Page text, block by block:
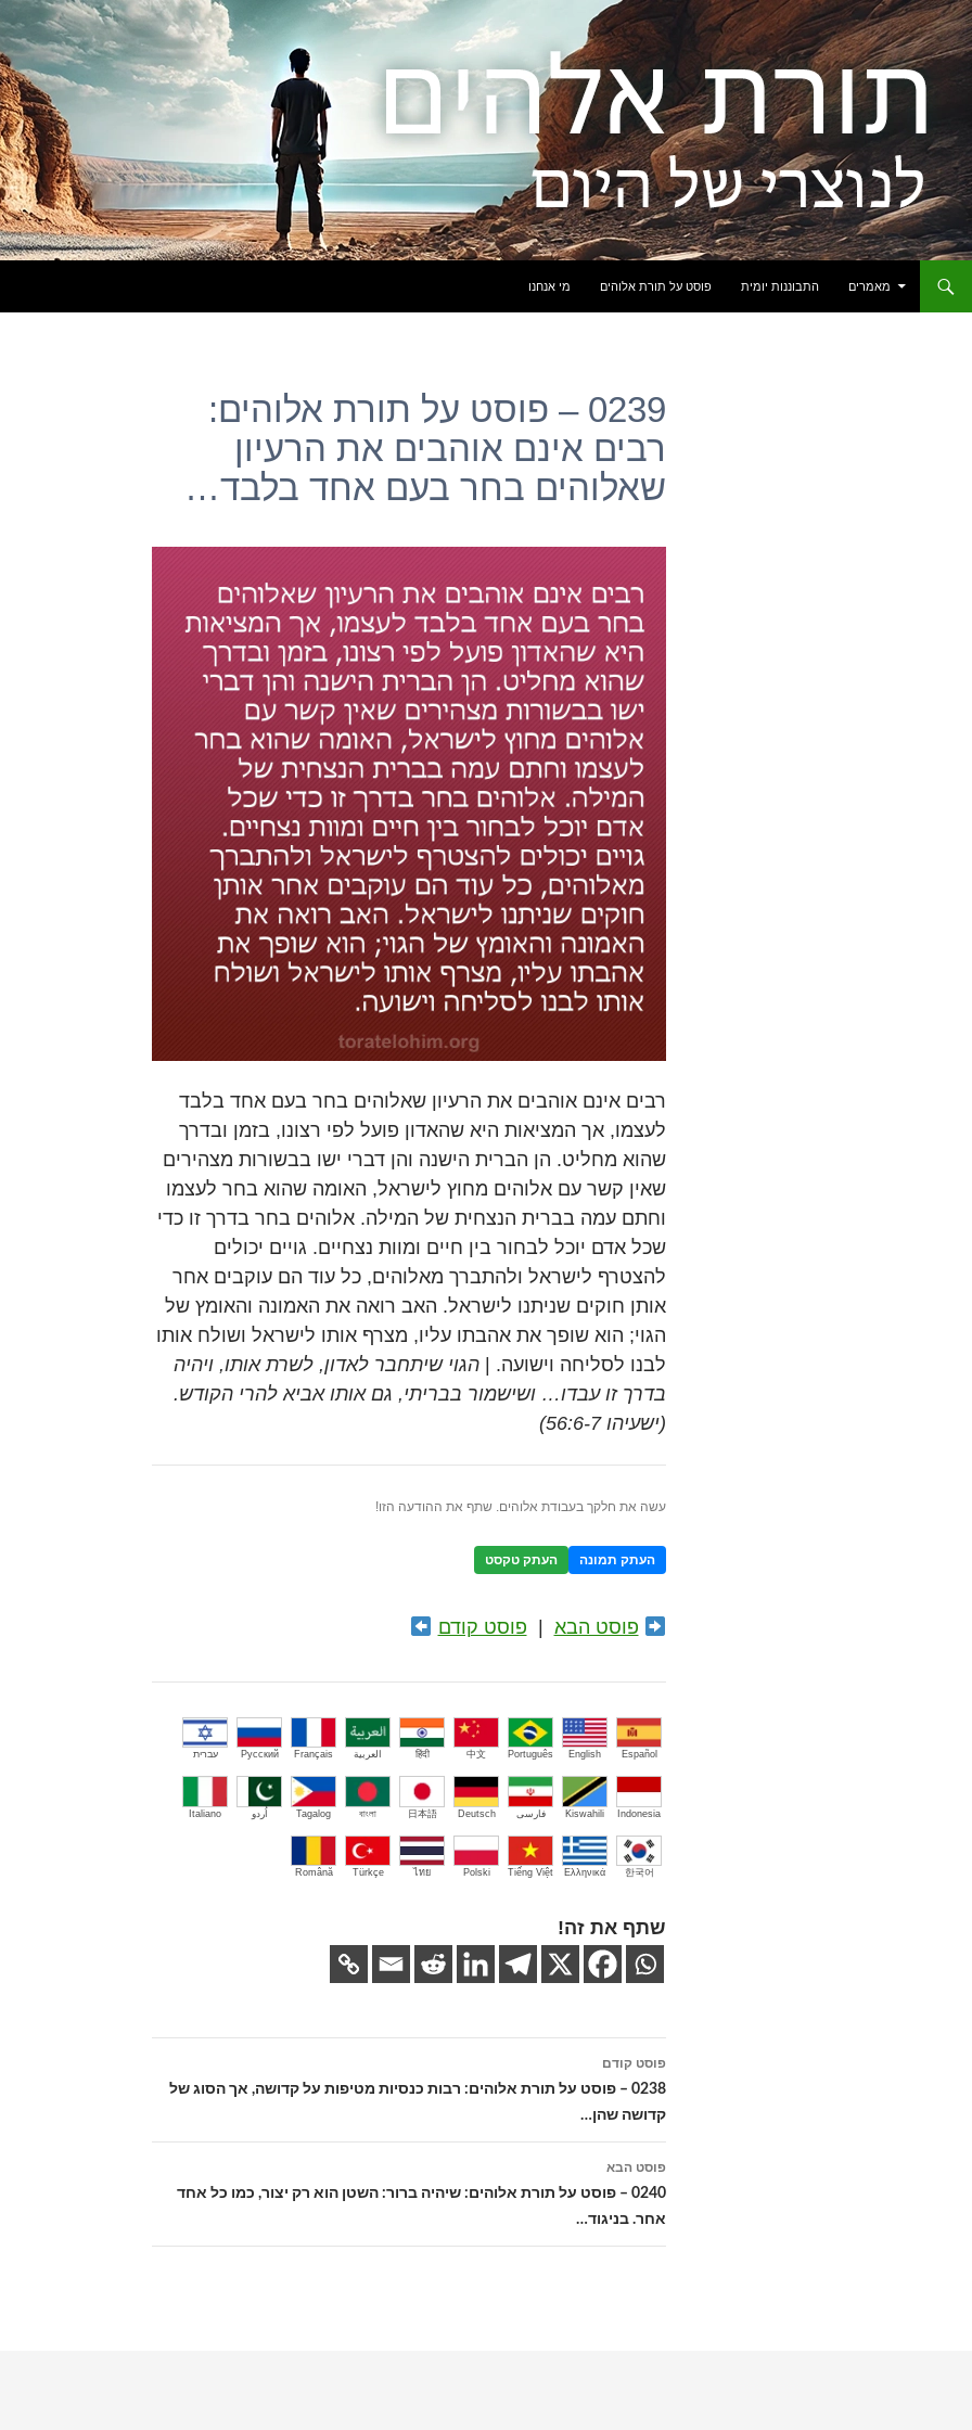
מאמרים
התבוננות יומית פוסט על תורת אלוהים מי אנחנו
0239 – פוסט על תורת אלוהים:
רבים אינם אוהבים את הרעיון
שאלוהים בחר בעם אחד בלבד…
רבים אינם אוהבים את הרעיון שאלוהים בחר בעם אחד בלבד
לעצמו, אך המציאות היא שהאדון פועל לפי רצונו, בזמן ובדרך
שהוא מחליט. הן הברית הישנה והן דברי ישו בבשורות מצהירים
שאין קשר עם אלוהים מחוץ לישראל, האומה שהוא בחר לעצמו
וחתם עמה בברית הנצחית של המילה. אלוהים בחר בדרך זו כדי
שכל אדם יוכל לבחור בין חיים ומוות נצחיים. גויים יכולים
להצטרף לישראל ולהתברך מאלוהים, כל עוד הם עוקבים אחר
אותן חוקים שניתנו לישראל. האב רואה את האמונה והאומץ של
הגוי; הוא שופך את אהבתו עליו, מצרף אותו לישראל ושולח אותו
לבנו לסליחה וישועה. | הגוי שיתחבר לאדון, לשרת אותו, ויהיה
בדרך זו עבדו… ושישמור בבריתי, גם אותו אביא להרי הקודש.
(ישעיהו 56:6-7)
עשה את חלקך בעבודת אלוהים. שתף את ההודעה הזו!
העתק תמונה העתק טקסט
פוסט הבא פוסט קודם
Español
English
Português
中文
हिंदी العربية Français
Русский עברית
Indonesia
Kiswahili فارسی Deutsch
日本語
বাংলা
Tagalog اُردو Italiano
한국어
Ελληνικά
Tiếng Việt
Polski
ไทย
Türkçe
Română
שתף את זה!
ניווט
בפוסטים
פוסט קודם
0238 – פוסט על תורת אלוהים: רבות כנסיות מטיפות על קדושה, אך הסוג של
קדושה שהן…
פוסט הבא
0240 – פוסט על תורת אלוהים: שיהיה ברור: השטן הוא רק יצור, כמו כל אחד
אחר. בניגוד…